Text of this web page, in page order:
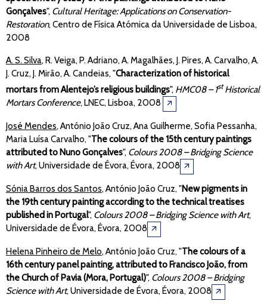
Gonçalves", Cultural Heritage: Applications on Conservation-
Restoration, Centro de Física Atómica da Universidade de Lisboa,
2008
A. S. Silva, R. Veiga, P. Adriano, A. Magalhães, J. Pires, A. Carvalho, A.
J. Cruz, J. Mirão, A. Candeias, "Characterization of historical
mortars from Alentejo’s religious buildings", HMC08 – 1stHistorical
Mortars Conference, LNEC, Lisboa, 2008 🡭
José Mendes, António João Cruz, Ana Guilherme, Sofia Pessanha,
Maria Luísa Carvalho, "The colours of the 15th century paintings
attributed to Nuno Gonçalves", Colours 2008 – Bridging Science
with Art, Universidade de Évora, Évora, 2008 🡭
Sónia Barros dos Santos, António João Cruz, "New pigments in
the 19th century painting according to the technical treatises
published in Portugal", Colours 2008 – Bridging Science with Art,
Universidade de Évora, Évora, 2008 🡭
Helena Pinheiro de Melo, António João Cruz, "The colours of a
16th century panel painting, attributed to Francisco João, from
the Church of Pavia (Mora, Portugal)", Colours 2008 – Bridging
Science with Art, Universidade de Évora, Évora, 2008 🡭